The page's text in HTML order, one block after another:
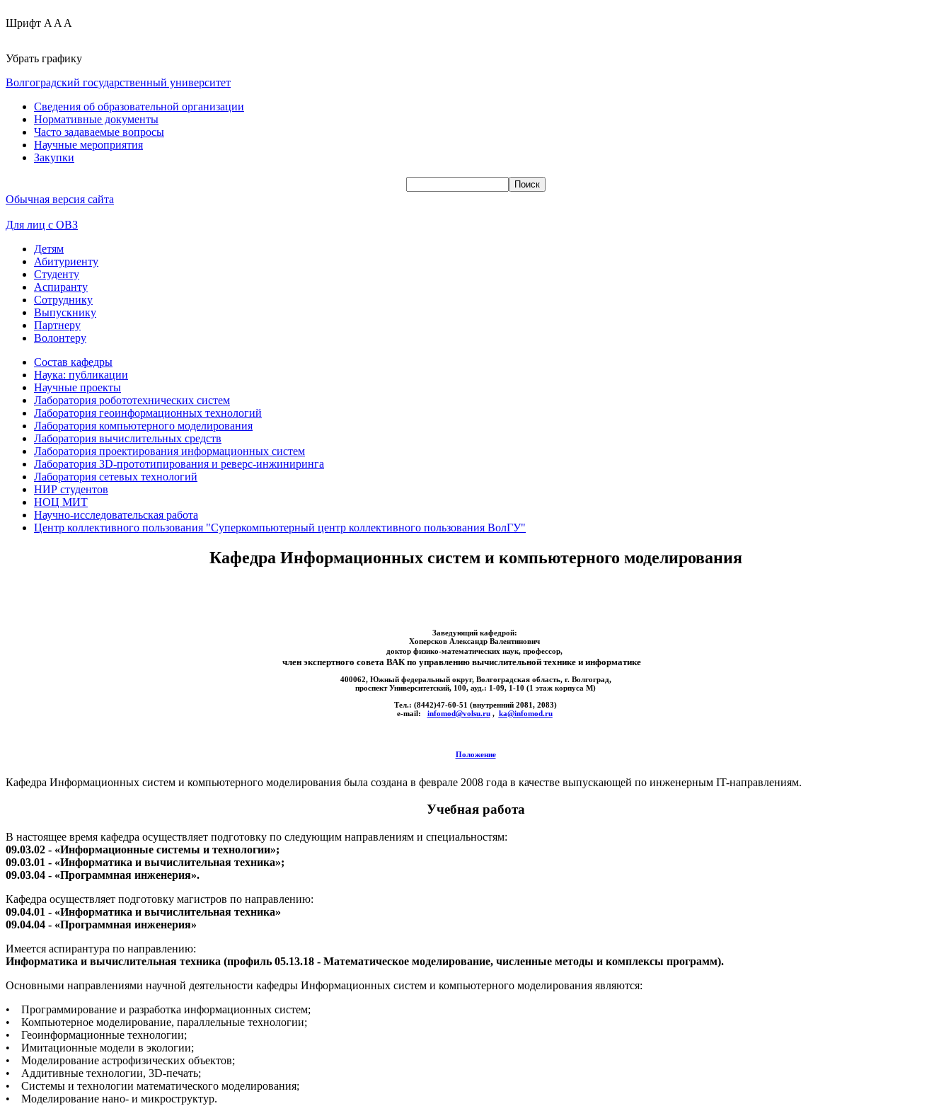
Шрифт A A A
Убрать графику
Волгоградский государственный университет
Сведения об образовательной организации
Нормативные документы
Часто задаваемые вопросы
Научные мероприятия
Закупки
Обычная версия сайта
Для лиц с ОВЗ
Детям
Абитуриенту
Студенту
Аспиранту
Сотруднику
Выпускнику
Партнеру
Волонтеру
Состав кафедры
Наука: публикации
Научные проекты
Лаборатория робототехнических систем
Лаборатория геоинформационных технологий
Лаборатория компьютерного моделирования
Лаборатория вычислительных средств
Лаборатория проектирования информационных систем
Лаборатория 3D-прототипирования и реверс-инжиниринга
Лаборатория сетевых технологий
НИР студентов
НОЦ МИТ
Научно-исследовательская работа
Центр коллективного пользования "Суперкомпьютерный центр коллективного пользования ВолГУ"
Кафедра Информационных систем и компьютерного моделирования
Заведующий кафедрой:
Хоперсков Александр Валентинович
доктор физико-математических наук, профессор,
член экспертного совета ВАК по управлению вычислительной технике и информатике
400062, Южный федеральный округ, Волгоградская область, г. Волгоград,
проспект Университетский, 100, ауд.: 1-09, 1-10 (1 этаж корпуса М)
Тел.: (8442)47-60-51 (внутренний 2081, 2083)
e-mail: infomod@volsu.ru, ka@infomod.ru
Положение
Кафедра Информационных систем и компьютерного моделирования была создана в феврале 2008 года в качестве выпускающей по инженерным IT-направлениям.
Учебная работа
В настоящее время кафедра осуществляет подготовку по следующим направлениям и специальностям:
09.03.02 - «Информационные системы и технологии»;
09.03.01 - «Информатика и вычислительная техника»;
09.03.04 - «Программная инженерия».
Кафедра осуществляет подготовку магистров по направлению:
09.04.01 - «Информатика и вычислительная техника»
09.04.04 - «Программная инженерия»
Имеется аспирантура по направлению:
Информатика и вычислительная техника (профиль 05.13.18 - Математическое моделирование, численные методы и комплексы программ).
Основными направлениями научной деятельности кафедры Информационных систем и компьютерного моделирования являются:
• Программирование и разработка информационных систем;
• Компьютерное моделирование, параллельные технологии;
• Геоинформационные технологии;
• Имитационные модели в экологии;
• Моделирование астрофизических объектов;
• Аддитивные технологии, 3D-печать;
• Системы и технологии математического моделирования;
• Моделирование нано- и микроструктур.